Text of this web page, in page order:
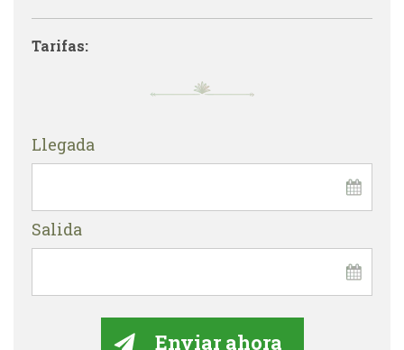
Tarifas:
Llegada
Salida